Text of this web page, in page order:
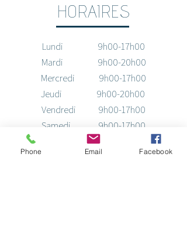
HORAIRES
Lundi 9h00-17h00
Mardi 9h00-20h00
Mercredi 9h00-17h00
Jeudi 9h00-20h00
Vendredi 9h00-17h00
Samedi 9h00-17h00
Dimanche 10h00-16h00
Phone Email Facebook